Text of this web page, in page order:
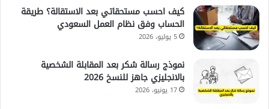
كيف احسب مستحقاتي بعد الاستقالة؟ طريقة
الحساب وفق نظام العمل السعودي
5 يوليو، 2026
نموذج رسالة شكر بعد المقابلة الشخصية
بالانجليزي جاهز للنسخ 2026
17 يونيو، 2026